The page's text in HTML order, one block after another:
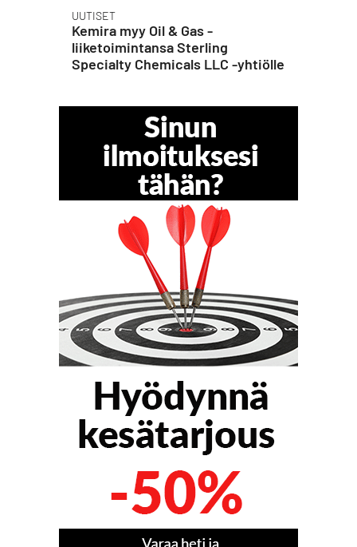
UUTISET
Kemira myy Oil & Gas -
liiketoimintansa Sterling
Specialty Chemicals LLC -yhtiölle